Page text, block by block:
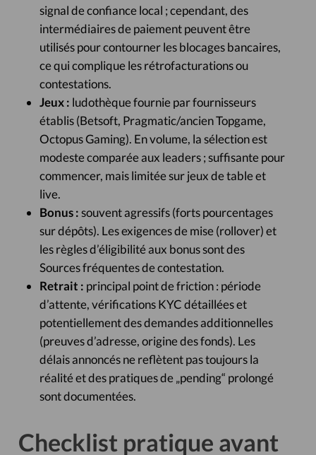
signal de confiance local ; cependant, des
intermédiaires de paiement peuvent être
utilisés pour contourner les blocages bancaires,
ce qui complique les rétrofacturations ou
contestations.
Jeux : ludothèque fournie par fournisseurs
établis (Betsoft, Pragmatic/ancien Topgame,
Octopus Gaming). En volume, la sélection est
modeste comparée aux leaders ; suffisante pour
commencer, mais limitée sur jeux de table et
live.
Bonus :souvent agressifs (forts pourcentages
sur dépôts). Les exigences de mise (rollover) et
les règles d’éligibilité aux bonus sont des
Sources fréquentes de contestation.
Retrait : principal point de friction : période
d’attente, vérifications KYC détaillées et
potentiellement des demandes additionnelles
(preuves d’adresse, origine des fonds). Les
délais annoncés ne reflètent pas toujours la
réalité et des pratiques de „pending“ prolongé
sont documentées.
Checklist pratique avant